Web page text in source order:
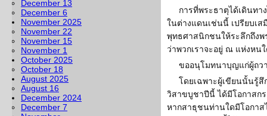
December 13
December 6
November 2025
November 22
November 15
November 1
October 2025
October 18
August 2025
August 16
December 2024
December 7
การที่พระธาตุได้เดินท
ในต่างแดนเช่นนี้ เปรียบเส
พุทธศาสนิกชนให้ระลึกถึง
ว่าพวกเราจะอยู่ ณ แห่งหน
ขออนุโมทนาบุญแก่ผู้ถว
โดยเฉพาะผู้เขียนนั้นรู้สึ
วิสาขบูชาปีนี้ ได้มีโอกาสก
หากสาธุชนท่านใดมีโอกา